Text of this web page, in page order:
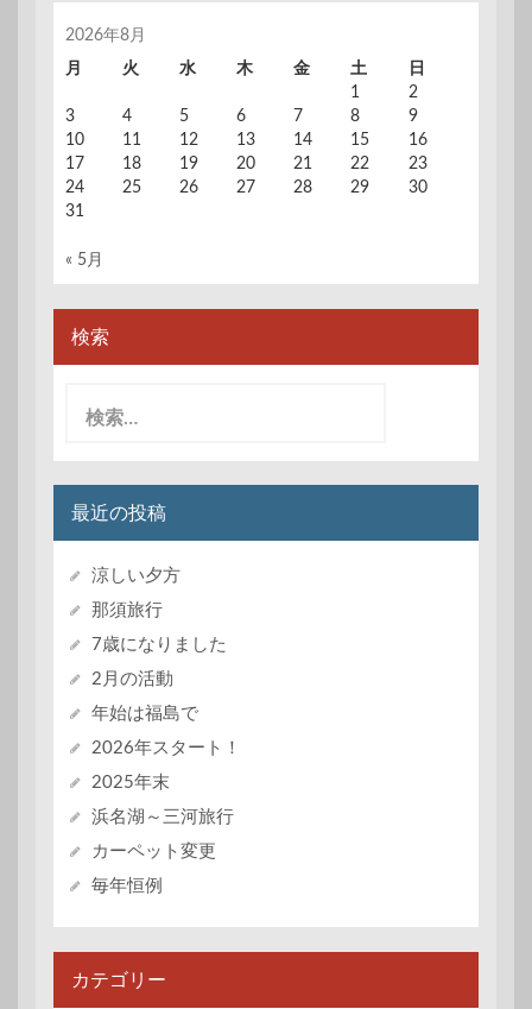
2026年8月
月
火 水 木 金 土
日
1
2
3
4 5 6 7 8
9
10
11 12 13 14 15
16
17
18 19 20 21 22
23
24
25 26 27 28 29
30
31
« 5月
検索
最近の投稿
涼しい夕方
那須旅行
7歳になりました
2月の活動
年始は福島で
2026年スタート！
2025年末
浜名湖～三河旅行
カーペット変更
毎年恒例
カテゴリー